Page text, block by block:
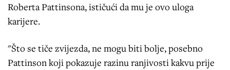
Roberta Pattinsona, ističući da mu je ovo uloga
karijere.
"Što se tiče zvijezda, ne mogu biti bolje, posebno
Pattinson koji pokazuje razinu ranjivosti kakvu prije